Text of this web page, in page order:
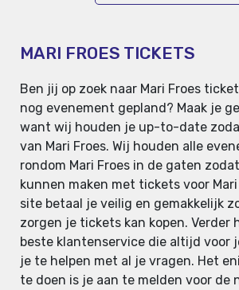
MARI FROES TICKETS
Ben jij op zoek naar Mari Froes
nog evenement gepland? Maak je
want wij houden je up-to-date
van Mari Froes. Wij houden alle
rondom Mari Froes in de gaten
kunnen maken met tickets voor Mari
site betaal je veilig en gemakkelijk
zorgen je tickets kan kopen. Verder
beste klantenservice die altijd voor
je te helpen met al je vragen. Het
te doen is je aan te melden voor de